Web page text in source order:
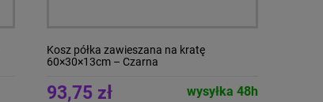
Kosz półka zawieszana na kratę
60×30×13cm – Czarna
93,75 zł wysyłka 48h